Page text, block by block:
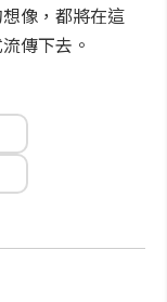
像，都將在這
傳下去。